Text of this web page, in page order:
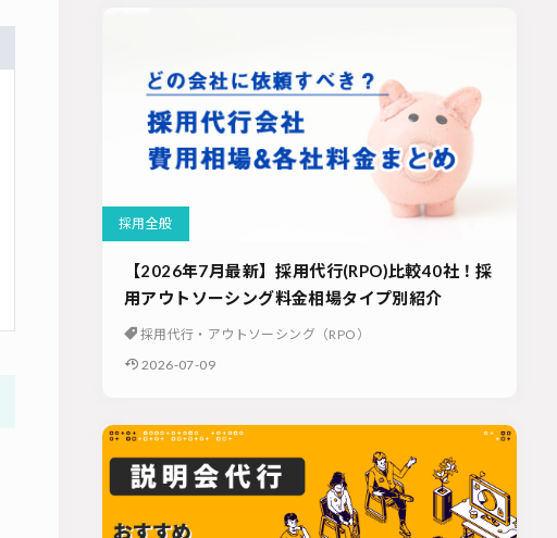
採用全般
【2026年7月最新】採用代行(RPO)比較40社！採
用アウトソーシング料金相場タイプ別紹介
採用代行・アウトソーシング（RPO）
2026-07-09